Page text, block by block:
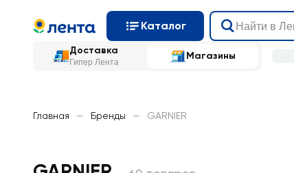
Каталог
Доставка
Гипер Лента
Магазины
Главная — Бренды — GARNIER